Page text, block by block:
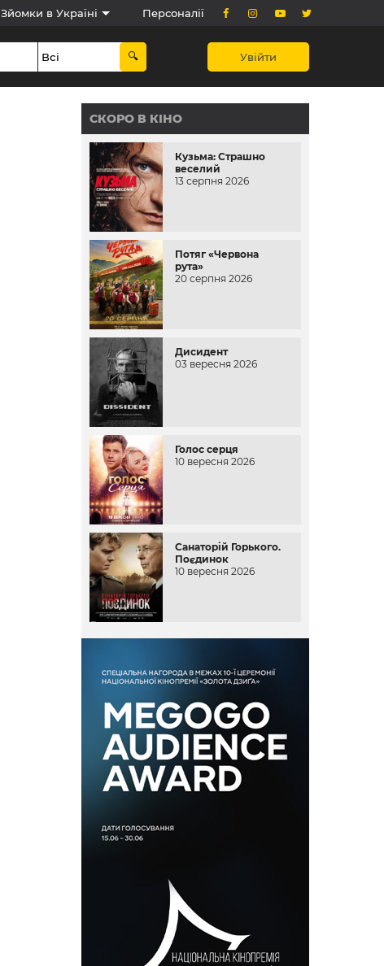
Зйомки в Україні Персоналії
Увійти
СКОРО В КІНО
Кузьма: Страшно
веселий
13 серпня 2026
Потяг «Червона
рута»
20 серпня 2026
Дисидент
03 вересня 2026
Голос серця
10 вересня 2026
Санаторій Горького.
Поєдинок
10 вересня 2026